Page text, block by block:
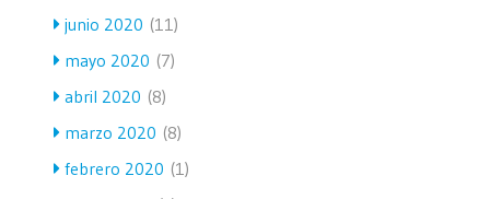
junio 2020 (11)
mayo 2020 (7)
abril 2020 (8)
marzo 2020 (8)
febrero 2020 (1)